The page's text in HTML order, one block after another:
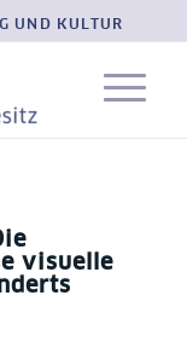
UND KULTUR
visuelle